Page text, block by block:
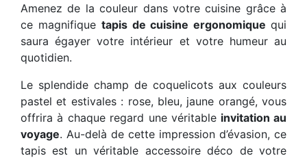
Amenez de la couleur dans votre cuisine grâce à
ce magnifique tapis de cuisine ergonomiquequi
saura égayer votre intérieur et votre humeur au
quotidien.
Le splendide champ de coquelicots aux couleurs
pastel et estivales : rose, bleu, jaune orangé, vous
offrira à chaque regard une véritable invitation au
voyage. Au-delà de cette impression d’évasion, ce
tapis est un véritable accessoire déco de votre